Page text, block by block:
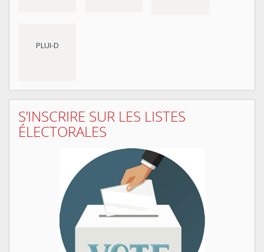
PLUI-D
S’INSCRIRE SUR LES LISTES
ÉLECTORALES